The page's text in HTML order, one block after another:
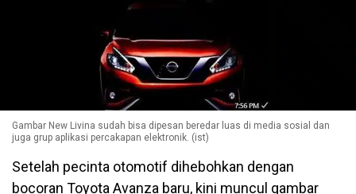
Gambar New Livina sudah bisa dipesan beredar luas di media sosial dan
juga grup aplikasi percakapan elektronik. (ist)
Setelah pecinta otomotif dihebohkan dengan
bocoran Toyota Avanza baru, kini muncul gambar